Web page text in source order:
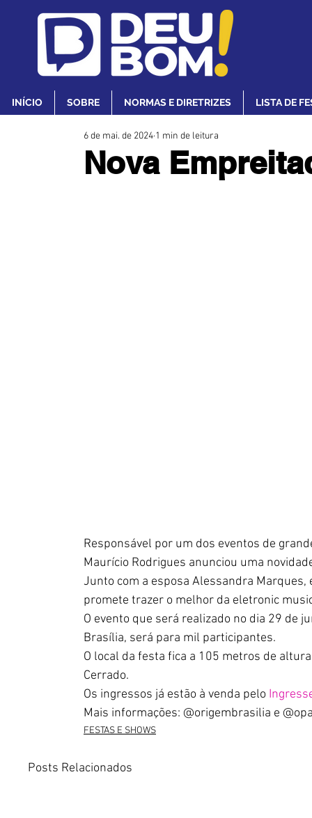
INÍCIO SOBRE NORMAS E DIRETRIZES LISTA DE
Nova
6 de mai. de 2024 1 min de leitura
Responsável por um dos eventos de
Maurício Rodrigues anunciou uma
Junto com a esposa Alessandra
promete trazer o melhor da eletronic
O evento que será realizado no dia 29 de
Brasília, será para mil participantes.
O local da festa fica a 105 metros de
Cerrado.
Os ingressos já estão à venda pelo
Mais informações: @origembrasilia e
FESTAS E SHOWS
Posts Relacionados